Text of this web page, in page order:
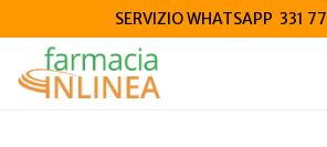
SERVIZIO WHATSAPP 331